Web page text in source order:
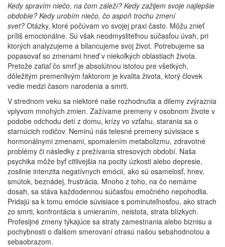
Kedy spravím niečo, na čom záleží? Kedy zažijem svoje najlepšie
obdobie? Kedy urobím niečo, čo aspoň trochu zmení
svet? Otázky, ktoré počúvam vo svojej praxi často. Môžu znieť
príliš emocionálne. Sú však neodmysliteľnou súčasťou úvah, pri
ktorých analyzujeme a bilancujeme svoj život. Potrebujeme sa
popasovať so zmenami hneď v niekoľkých oblastiach života.
Pretože zatiaľ čo smrť je absolútnou istotou pre všetkých,
dôležitým premenlivým faktorom je kvalita života, ktorý človek
vedie medzi časom narodenia a smrti.
V strednom veku sa niektoré naše rozhodnutia a dilemy zvýraznia
vplyvom mnohých zmien. Zažívame premeny v osobnom živote v
podobe odchodu detí z domu, krízy vo vzťahu, starania sa o
starnúcich rodičov. Neminú nás telesné premeny súvisiace s
hormonálnymi zmenami, spomalením metabolizmu, zdravotné
problémy či následky z prežívania stresových období. Naša
psychika môže byť citlivejšia na pocity úzkosti alebo depresie,
zosilnie intenzita negatívnych emócií, ako sú osamelosť, hnev,
smútok, beznádej, frustrácia. Mnoho z toho, na čo nemáme
dosah, sa stáva každodennou súčasťou emočného nepohodlia.
Pridajú sa k tomu emócie súvisiace s pominuteľnosťou, ako strach
zo smrti, konfrontácia s umieraním, neistota, strata blízkych.
Profesijné zmeny týkajúce sa straty zamestnania alebo biznisu a
pochybnosti o ďalšom smerovaní otrasú našou sebahodnotou a
sebaobrazom.